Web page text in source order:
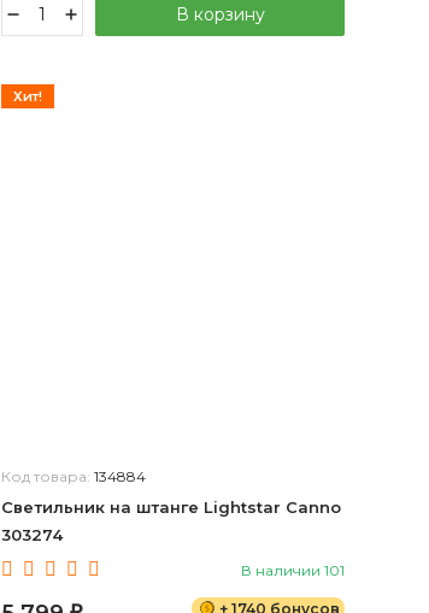
В корзину
Хит!
Код товара:134884
Светильник на штанге Lightstar Canno
303274
В наличии 101
+ 1740 бонусов